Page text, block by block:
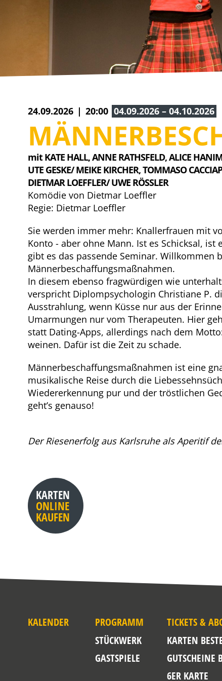
24.09.2026 20:00 04.09.2026 – 04.10.2026
mit KATE HALL, ANNE RATHSFELD, ALICE
UTE GESKE/ MEIKE KIRCHER, TOMMASO
DIETMAR LOEFFLER/ UWE RÖSSLER
Komödie von Dietmar Loeffler
Regie: Dietmar Loeffler
Sie werden immer mehr: Knallerfrauen mit
Konto - aber ohne Mann. Ist es Schicksal, ist
gibt es das passende Seminar. Willkommen
Männerbeschaffungsmaßnahmen.
In diesem ebenso fragwürdigen wie
verspricht Diplompsychologin Christiane P.
Ausstrahlung, wenn Küsse nur aus der
Umarmungen nur vom Therapeuten. Hier
statt Dating-Apps, allerdings nach dem
weinen. Dafür ist die Zeit zu schade.
Männerbeschaffungsmaßnahmen ist eine
musikalische Reise durch die
Wiedererkennung pur und der tröstlichen
geht’s genauso!
Der Riesenerfolg aus Karlsruhe als Aperitif
KARTEN
ONLINE
KAUFEN
KALENDER
PROGRAMM
STÜCKWERK
GASTSPIELE
TICKETS &
KARTEN
GUTSCHEINE
6ER KARTE